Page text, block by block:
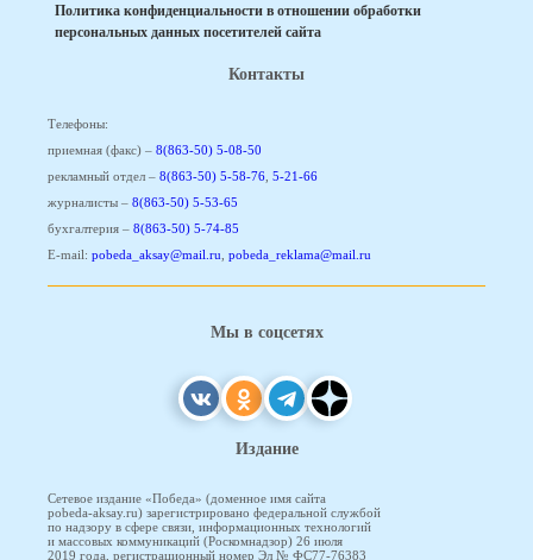
Политика конфиденциальности в отношении обработки
персональных данных посетителей сайта
Контакты
Телефоны:
приемная (факс) – 8(863-50) 5-08-50
рекламный отдел – 8(863-50) 5-58-76, 5-21-66
журналисты – 8(863-50) 5-53-65
бухгалтерия – 8(863-50) 5-74-85
E-mail: pobeda_aksay@mail.ru, pobeda_reklama@mail.ru
Мы в соцсетях
Издание
Сетевое издание «Победа» (доменное имя сайта
pobeda-aksay.ru) зарегистрировано федеральной службой
по надзору в сфере связи, информационных технологий
и массовых коммуникаций (Роскомнадзор) 26 июля
2019 года, регистрационный номер Эл № ФС77-76383